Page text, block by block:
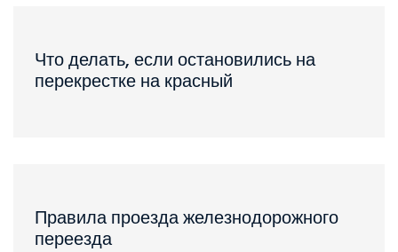
Что делать, если остановились на
перекрестке на красный
Правила проезда железнодорожного
переезда